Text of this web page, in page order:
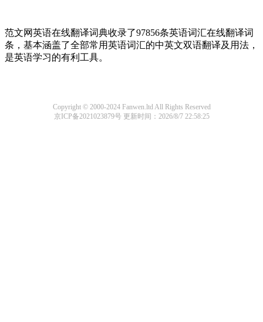
范文网英语在线翻译词典收录了97856条英语词汇在线翻译词
条，基本涵盖了全部常用英语词汇的中英文双语翻译及用法，
是英语学习的有利工具。
Copyright © 2000-2024 Fanwen.ltd All Rights Reserved
京ICP备2021023879号更新时间：2026/8/7 22:58:25